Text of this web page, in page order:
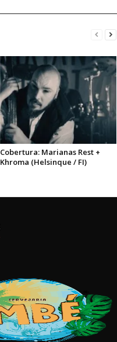
Cobertura: Marianas Rest +
Khroma (Helsinque / FI)